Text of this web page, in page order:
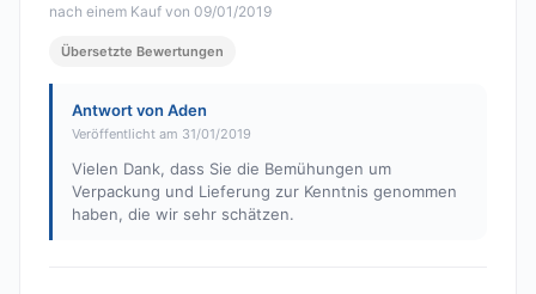
nach einem Kauf von 09/01/2019
Übersetzte Bewertungen
Antwort von Aden
Veröffentlicht am 31/01/2019
Vielen Dank, dass Sie die Bemühungen um
Verpackung und Lieferung zur Kenntnis genommen
haben, die wir sehr schätzen.